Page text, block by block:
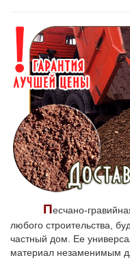
Песчано-
любого строительства,
частный дом. Ее
материал незаменимым